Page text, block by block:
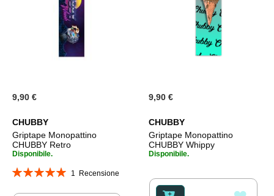
9,90 €
CHUBBY
Griptape Monopattino
CHUBBY Retro
Disponibile.
Valutazione:
1 Recensione
9,90 €
CHUBBY
Griptape Monopattino
CHUBBY Whippy
Disponibile.